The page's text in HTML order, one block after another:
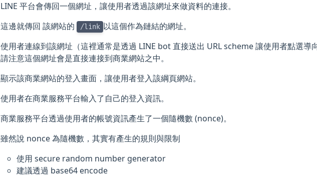
LINE 平台會傳回一個網址，讓使用者透過該網址來做資料的連接。
這邊就傳回 該網站的 /link 以這個作為鏈結的網址。
使用者連線到該網址（這裡通常是透過 LINE bot 直接送出 URL scheme 讓使用者點選導
請注意這個網址會是直接連接到商業網站之中。
顯示該商業網站的登入畫面，讓使用者登入該綱頁網站。
使用者在商業服務平台輸入了自己的登入資訊。
商業服務平台透過使用者的帳號資訊產生了一個隨機數 (nonce)。
雖然說 nonce 為隨機數，其實有產生的規則與限制
使用 secure random number generator
建議透過 base64 encode